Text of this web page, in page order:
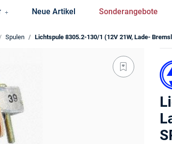
Neue Artikel Sonderangebote
Spulen Lichtspule 8305.2-130/1 (12V 21W, Lade-